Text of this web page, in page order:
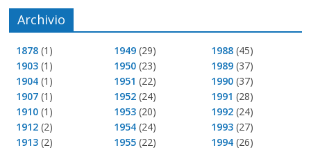
Archivio
1878 (1)
1903 (1)
1904 (1)
1907 (1)
1910 (1)
1912 (2)
1913 (2)
1949(29)
1950(23)
1951 (22)
1952(24)
1953(20)
1954(24)
1955(22)
1988 (45)
1989 (37)
1990 (37)
1991 (28)
1992 (24)
1993 (27)
1994 (26)